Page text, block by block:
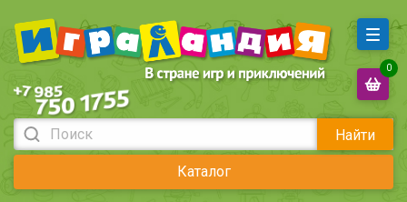
Найти
Каталог
0